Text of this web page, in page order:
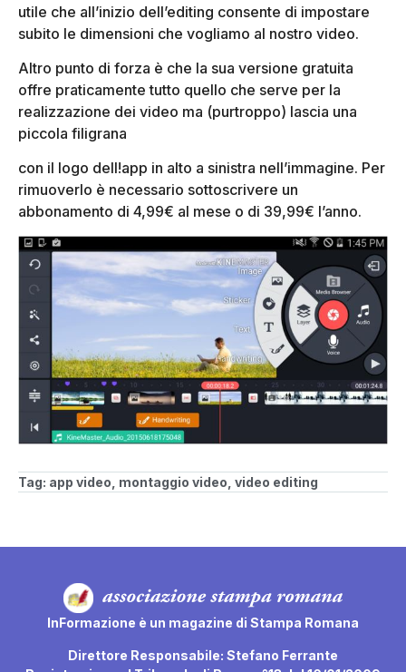
utile che all’inizio dell’editing consente di impostare
subito le dimensioni che vogliamo al nostro video.
Altro punto di forza è che la sua versione gratuita
offre praticamente tutto quello che serve per la
realizzazione dei video ma (purtroppo) lascia una
piccola filigrana
con il logo dell!app in alto a sinistra nell’immagine. Per
rimuoverlo è necessario sottoscrivere un
abbonamento di 4,99€ al mese o di 39,99€ l’anno.
Tag: app video montaggio video video editing
InFormazione è un magazine di Stampa Romana
Direttore Responsabile: Stefano Ferrante